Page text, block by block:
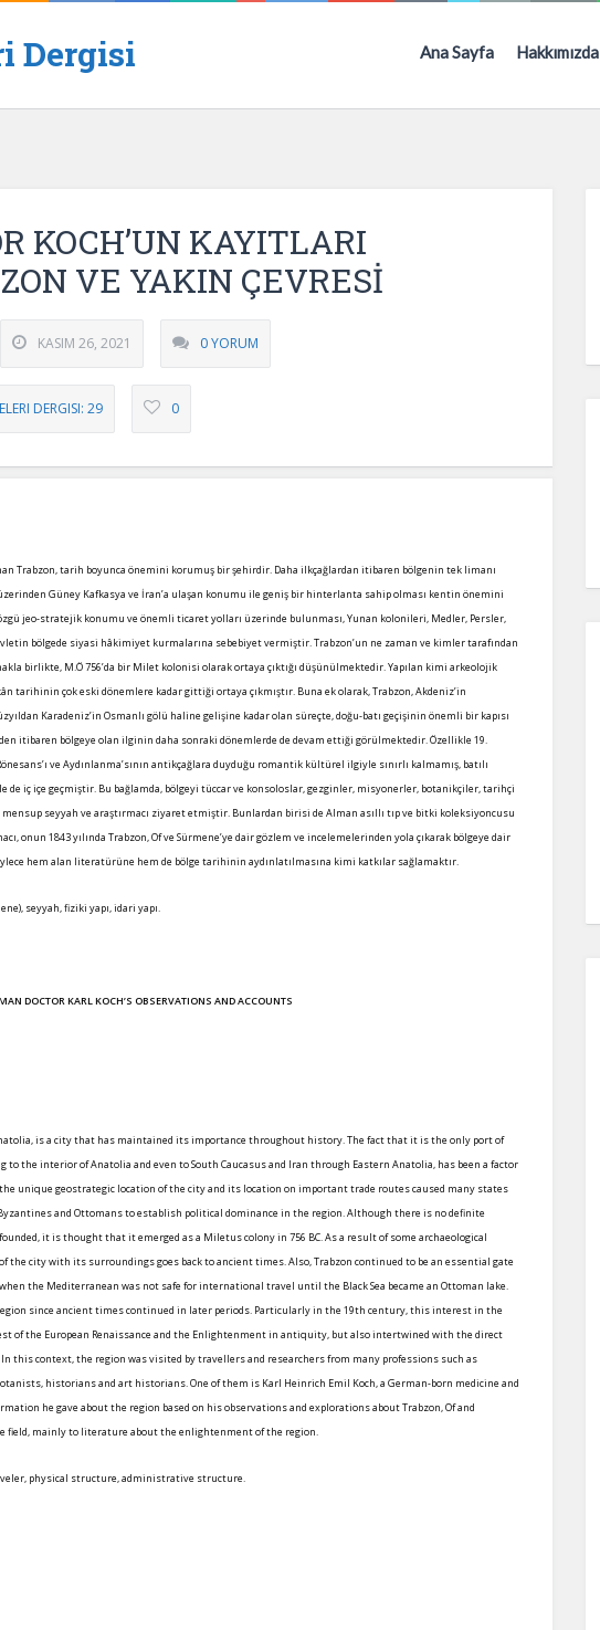
Dergisi Ana Sayfa Hakkımızda
KOCH’UN KAYITLARI
VE YAKIN ÇEVRESİ
KASIM 26, 2021 0 YORUM
DERGISI: 29 0
Trabzon, tarih boyunca önemini korumuş bir şehirdir. Daha ilkçağlardan itibaren bölgenin tek limanı
Güney Kafkasya ve İran’a ulaşan konumu ile geniş bir hinterlanta sahip olması kentin önemini
jeo-stratejik konumu ve önemli ticaret yolları üzerinde bulunması, Yunan kolonileri, Medler, Persler,
bölgede siyasi hâkimiyet kurmalarına sebebiyet vermiştir. Trabzon’un ne zaman ve kimler tarafından
birlikte, M.Ö 756’da bir Milet kolonisi olarak ortaya çıktığı düşünülmektedir. Yapılan kimi arkeolojik
tarihinin çok eski dönemlere kadar gittiği ortaya çıkmıştır. Buna ek olarak, Trabzon, Akdeniz’in
Karadeniz’in Osmanlı gölü haline gelişine kadar olan süreçte, doğu-batı geçişinin önemli bir kapısı
itibaren bölgeye olan ilginin daha sonraki dönemlerde de devam ettiği görülmektedir. Özellikle 19.
ve Aydınlanma’sının antikçağlara duyduğu romantik kültürel ilgiyle sınırlı kalmamış, batılı
de iç içe geçmiştir. Bu bağlamda, bölgeyi tüccar ve konsoloslar, gezginler, misyonerler, botanikçiler, tarihçi
seyyah ve araştırmacı ziyaret etmiştir. Bunlardan birisi de Alman asıllı tıp ve bitki koleksiyoncusu
onun 1843 yılında Trabzon, Of ve Sürmene’ye dair gözlem ve incelemelerinden yola çıkarak bölgeye dair
hem alan literatürüne hem de bölge tarihinin aydınlatılmasına kimi katkılar sağlamaktır.
seyyah, fiziki yapı, idari yapı.
DOCTOR KARL KOCH’S OBSERVATIONS AND ACCOUNTS
is a city that has maintained its importance throughout history. The fact that it is the only port of
the interior of Anatolia and even to South Caucasus and Iran through Eastern Anatolia, has been a factor
unique geostrategic location of the city and its location on important trade routes caused many states
Byzantines and Ottomans to establish political dominance in the region. Although there is no definite
it is thought that it emerged as a Miletus colony in 756 BC. As a result of some archaeological
city with its surroundings goes back to ancient times. Also, Trabzon continued to be an essential gate
the Mediterranean was not safe for international travel until the Black Sea became an Ottoman lake.
since ancient times continued in later periods. Particularly in the 19th century, this interest in the
of the European Renaissance and the Enlightenment in antiquity, but also intertwined with the direct
this context, the region was visited by travellers and researchers from many professions such as
historians and art historians. One of them is Karl Heinrich Emil Koch, a German-born medicine and
he gave about the region based on his observations and explorations about Trabzon, Of and
field, mainly to literature about the enlightenment of the region.
physical structure, administrative structure.